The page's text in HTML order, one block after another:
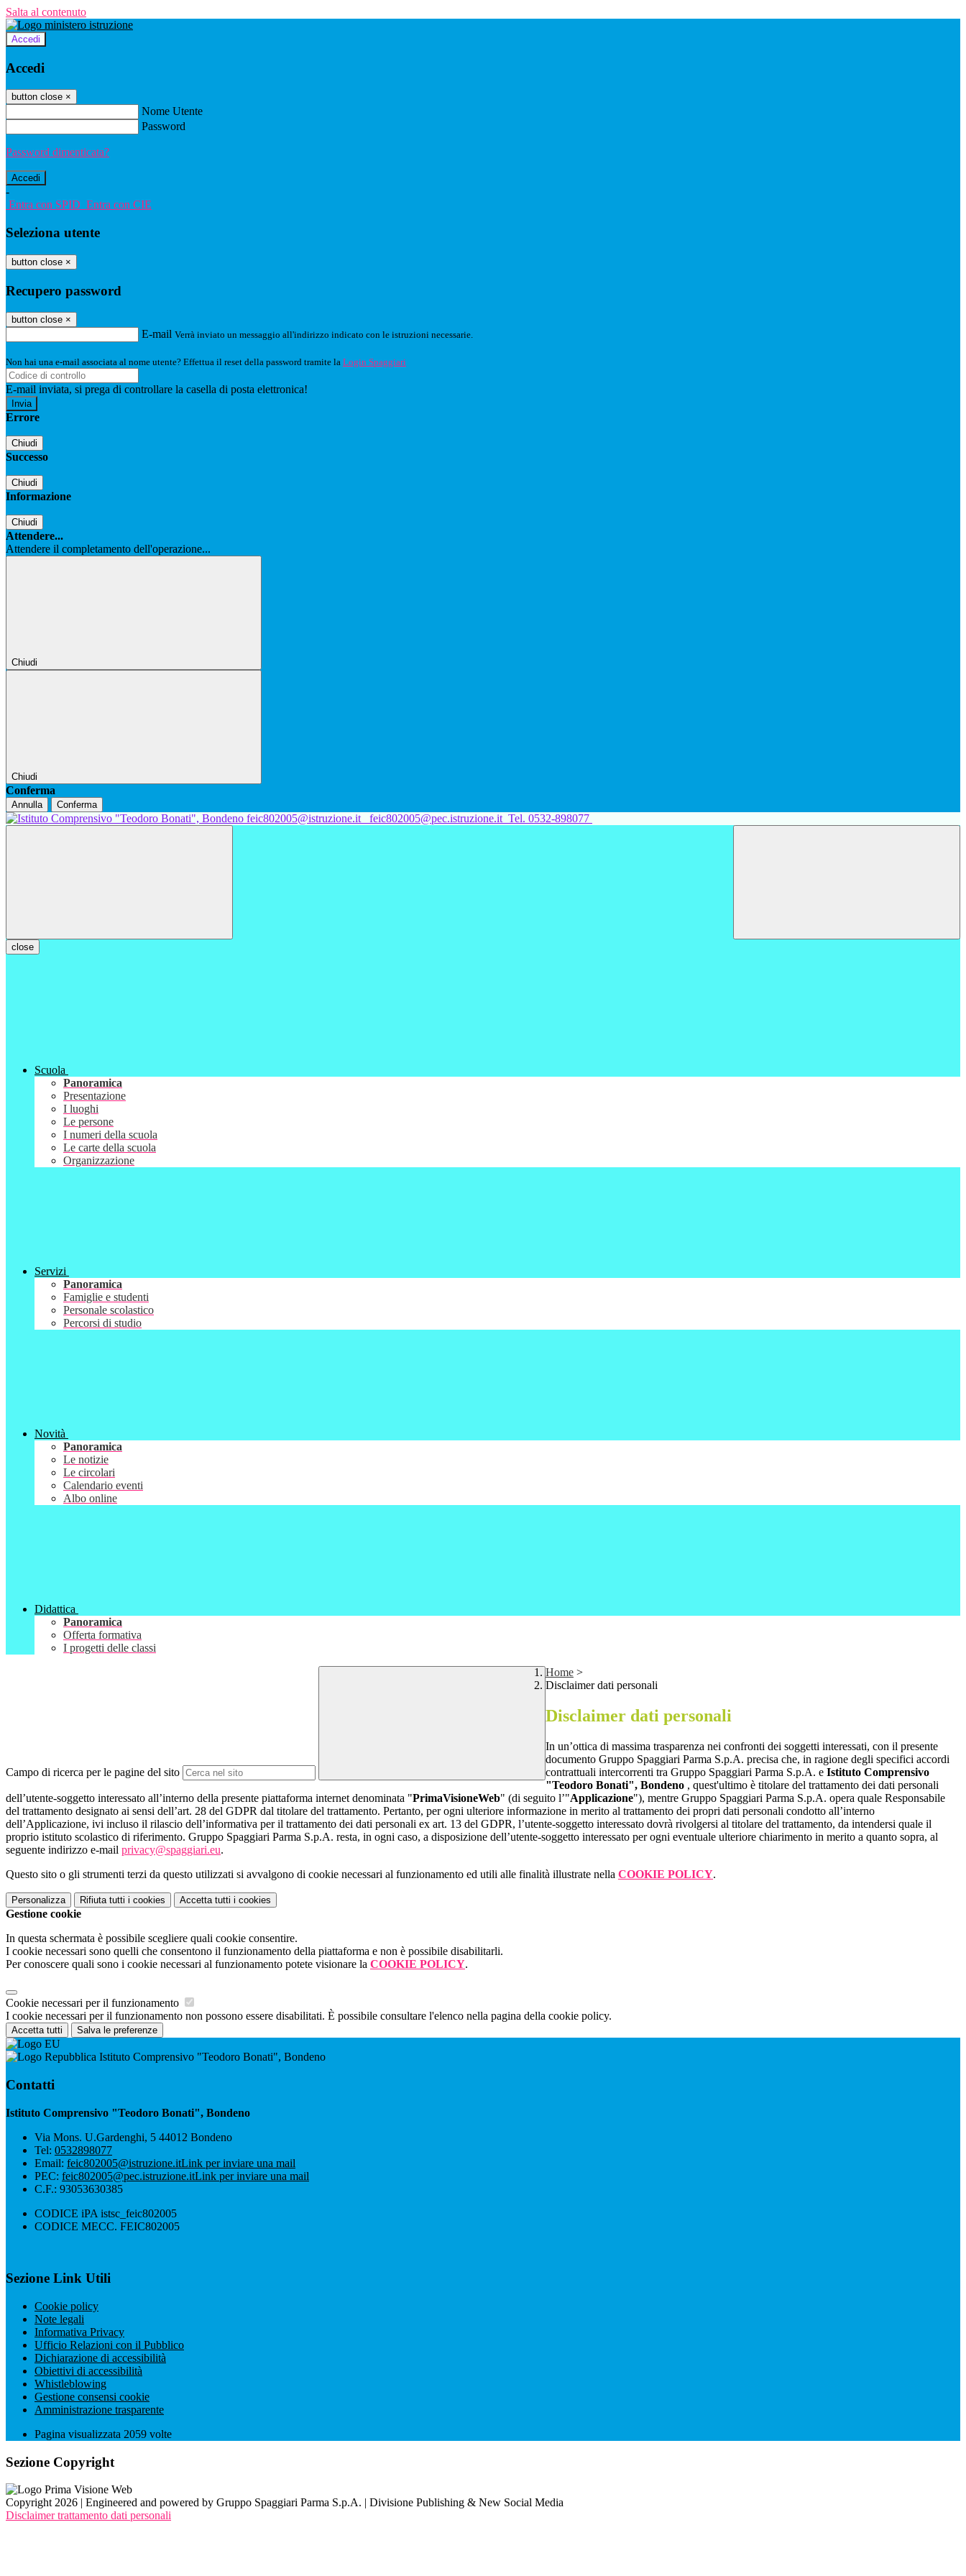
Salta al contenuto
Accedi
Accedi
button close ×
Nome Utente
Password
Password dimenticata?
-
Entra con SPID Entra con CIE
Seleziona utente
button close ×
Recupero password
button close ×
E-mail Verrà inviato un messaggio all'indirizzo indicato con le istruzioni necessarie.
Non hai una e-mail associata al nome utente? Effettua il reset della password tramite la Login Spaggiari
E-mail inviata, si prega di controllare la casella di posta elettronica!
Errore
Chiudi
Successo
Chiudi
Informazione
Chiudi
Attendere...
Attendere il completamento dell'operazione...
Chiudi
Chiudi
Conferma
Annulla Conferma
feic802005@istruzione.it feic802005@pec.istruzione.it Tel. 0532-898077
close
Scuola
Panoramica
Presentazione
I luoghi
Le persone
I numeri della scuola
Le carte della scuola
Organizzazione
Servizi
Panoramica
Famiglie e studenti
Personale scolastico
Percorsi di studio
Novità
Panoramica
Le notizie
Le circolari
Calendario eventi
Albo online
Didattica
Panoramica
Offerta formativa
I progetti delle classi
Campo di ricerca per le pagine del sito
Home >
Disclaimer dati personali
Disclaimer dati personali
In un’ottica di massima trasparenza nei confronti dei soggetti interessati, con il presente
documento Gruppo Spaggiari Parma S.p.A. precisa che, in ragione degli specifici accordi
contrattuali intercorrenti tra Gruppo Spaggiari Parma S.p.A. e Istituto Comprensivo
"Teodoro Bonati", Bondeno , quest'ultimo è titolare del trattamento dei dati personali
dell’utente-soggetto interessato all’interno della presente piattaforma internet denominata "PrimaVisioneWeb" (di seguito l’"Applicazione"), mentre Gruppo Spaggiari Parma S.p.A. opera quale Responsabile
del trattamento designato ai sensi dell’art. 28 del GDPR dal titolare del trattamento. Pertanto, per ogni ulteriore informazione in merito al trattamento dei propri dati personali condotto all’interno
dell’Applicazione, ivi incluso il rilascio dell’informativa per il trattamento dei dati personali ex art. 13 del GDPR, l’utente-soggetto interessato dovrà rivolgersi al titolare del trattamento, da intendersi quale il
proprio istituto scolastico di riferimento. Gruppo Spaggiari Parma S.p.A. resta, in ogni caso, a disposizione dell’utente-soggetto interessato per ogni eventuale ulteriore chiarimento in merito a quanto sopra, al
seguente indirizzo e-mail privacy@spaggiari.eu.
Questo sito o gli strumenti terzi da questo utilizzati si avvalgono di cookie necessari al funzionamento ed utili alle finalità illustrate nella COOKIE POLICY.
Personalizza Rifiuta tutti i cookies Accetta tutti i cookies
Gestione cookie
In questa schermata è possibile scegliere quali cookie consentire.
I cookie necessari sono quelli che consentono il funzionamento della piattaforma e non è possibile disabilitarli.
Per conoscere quali sono i cookie necessari al funzionamento potete visionare la COOKIE POLICY.
Cookie necessari per il funzionamento
I cookie necessari per il funzionamento non possono essere disabilitati. È possibile consultare l'elenco nella pagina della cookie policy.
Accetta tutti Salva le preferenze
Istituto Comprensivo "Teodoro Bonati", Bondeno
Contatti
Istituto Comprensivo "Teodoro Bonati", Bondeno
Via Mons. U.Gardenghi, 5 44012 Bondeno
Tel: 0532898077
Email: feic802005@istruzione.itLink per inviare una mail
PEC: feic802005@pec.istruzione.itLink per inviare una mail
C.F.: 93053630385
CODICE iPA istsc_feic802005
CODICE MECC. FEIC802005
Sezione Link Utili
Cookie policy
Note legali
Informativa Privacy
Ufficio Relazioni con il Pubblico
Dichiarazione di accessibilità
Obiettivi di accessibilità
Whistleblowing
Gestione consensi cookie
Amministrazione trasparente
Pagina visualizzata 2059 volte
Sezione Copyright
Copyright 2026 | Engineered and powered by Gruppo Spaggiari Parma S.p.A. | Divisione Publishing & New Social Media
Disclaimer trattamento dati personali